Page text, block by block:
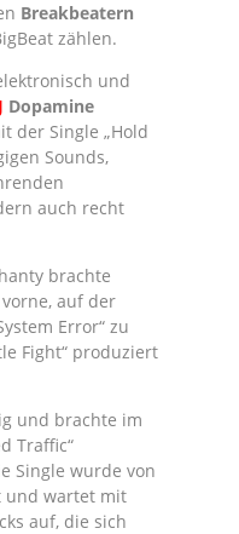
Breakbeatern
zählen.
und
Dopamine
der Single „Hold
Sounds,
auch recht
brachte
auf der
Error“ zu
Fight“ produziert
und brachte im
Traffic“
Single wurde von
und wartet mit
auf, die sich